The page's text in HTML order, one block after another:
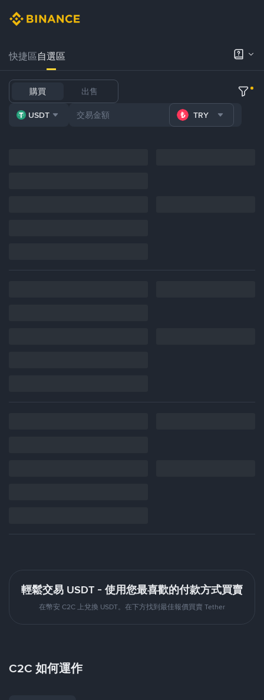
快捷區自選區
購買 出售
USDT TRY
輕鬆交易 USDT - 使用您最喜歡的付款方式買賣
在幣安 C2C 上兌換 USDT。在下方找到最佳報價買賣 Tether
C2C 如何運作